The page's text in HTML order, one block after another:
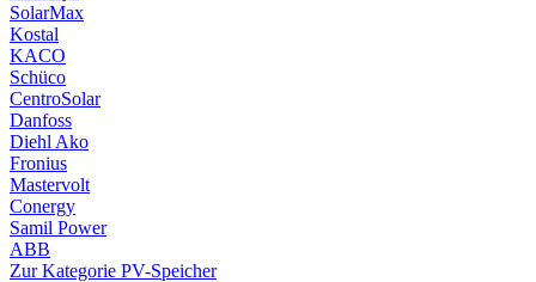
SolarMax
Kostal
KACO
Schüco
CentroSolar
Danfoss
Diehl Ako
Fronius
Mastervolt
Conergy
Samil Power
ABB
Zur Kategorie PV-Speicher